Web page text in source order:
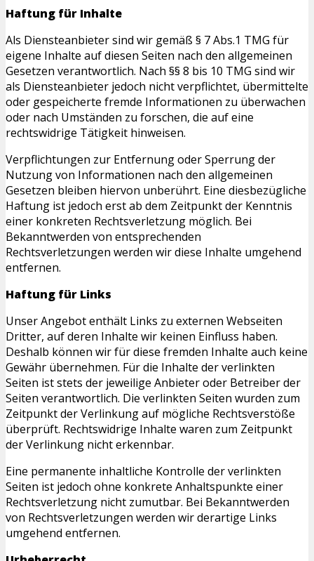
Haftung für Inhalte
Als Diensteanbieter sind wir gemäß § 7 Abs.1 TMG für
eigene Inhalte auf diesen Seiten nach den allgemeinen
Gesetzen verantwortlich. Nach §§ 8 bis 10 TMG sind wir
als Diensteanbieter jedoch nicht verpflichtet, übermittelte
oder gespeicherte fremde Informationen zu überwachen
oder nach Umständen zu forschen, die auf eine
rechtswidrige Tätigkeit hinweisen.
Verpflichtungen zur Entfernung oder Sperrung der
Nutzung von Informationen nach den allgemeinen
Gesetzen bleiben hiervon unberührt. Eine diesbezügliche
Haftung ist jedoch erst ab dem Zeitpunkt der Kenntnis
einer konkreten Rechtsverletzung möglich. Bei
Bekanntwerden von entsprechenden
Rechtsverletzungen werden wir diese Inhalte umgehend
entfernen.
Haftung für Links
Unser Angebot enthält Links zu externen Webseiten
Dritter, auf deren Inhalte wir keinen Einfluss haben.
Deshalb können wir für diese fremden Inhalte auch keine
Gewähr übernehmen. Für die Inhalte der verlinkten
Seiten ist stets der jeweilige Anbieter oder Betreiber der
Seiten verantwortlich. Die verlinkten Seiten wurden zum
Zeitpunkt der Verlinkung auf mögliche Rechtsverstöße
überprüft. Rechtswidrige Inhalte waren zum Zeitpunkt
der Verlinkung nicht erkennbar.
Eine permanente inhaltliche Kontrolle der verlinkten
Seiten ist jedoch ohne konkrete Anhaltspunkte einer
Rechtsverletzung nicht zumutbar. Bei Bekanntwerden
von Rechtsverletzungen werden wir derartige Links
umgehend entfernen.